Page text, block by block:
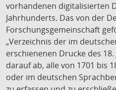
vorhandenen digitalisierten
Jahrhunderts. Das von der
Forschungsgemeinschaft
„Verzeichnis der im
erschienenen Drucke des
darauf ab, alle von 1701 bis
oder im deutschen